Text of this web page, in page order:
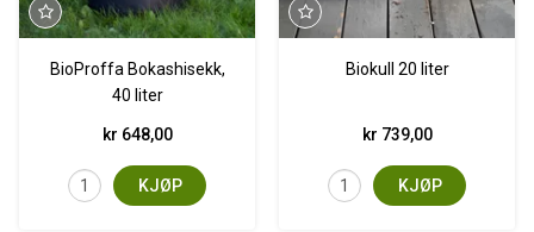
BioProffa Bokashisekk,
40 liter
kr 648,00
KJØP
Biokull 20 liter
kr 739,00
KJØP